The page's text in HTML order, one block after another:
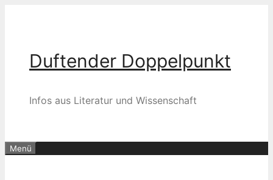
Duftender Doppelpunkt
Infos aus Literatur und Wissenschaft
Menü